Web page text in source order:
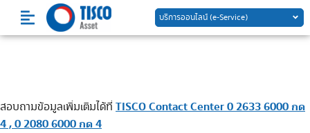
content
บริการออนไลน์ (e-Service)
สอบถามข้อมูลเพิ่มเติมได้ที่ TISCO Contact Center 0 2633 6000 กด
4 , 0 2080 6000 กด 4